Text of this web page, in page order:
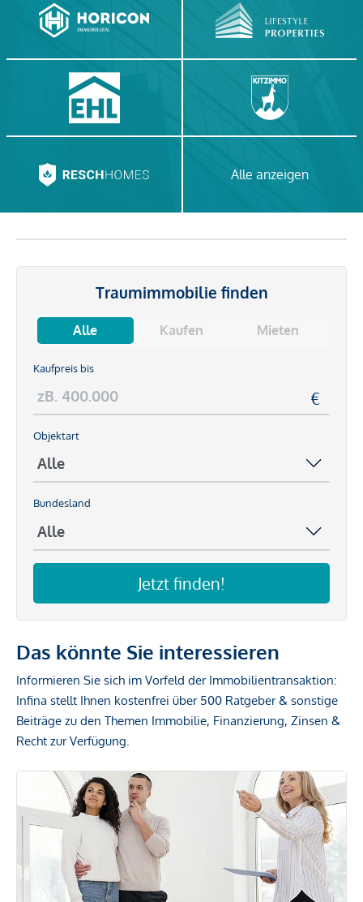
Alle anzeigen
Traumimmobilie finden
Alle Kaufen Mieten
Kaufpreis bis
Objektart
Bundesland
Jetzt finden!
Das könnte Sie interessieren
Informieren Sie sich im Vorfeld der Immobilientransaktion:
Infina stellt Ihnen kostenfrei über 500 Ratgeber & sonstige
Beiträge zu den Themen Immobilie, Finanzierung, Zinsen &
Recht zur Verfügung.